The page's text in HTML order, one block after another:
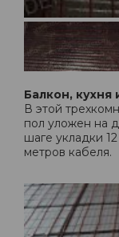
Балкон, кухня
В этой
пол уложен на
шаге укладки
метров кабеля.